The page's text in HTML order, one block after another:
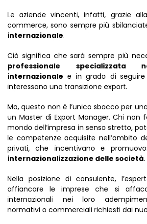
Le aziende vincenti, infatti, grazie
commerce, sono sempre più
internazionale.
Ciò significa che sarà sempre più
professionale specializzata
internazionale e in grado di
interessano una transizione export.
Ma, questo non è l’unico sbocco per
un Master di Export Manager. Chi non
mondo dell’impresa in senso stretto,
le competenze acquisite nell’ambito
privati, che incentivano e
internazionalizzazione delle società.
Nella posizione di consulente,
affiancare le imprese che si
internazionali nei loro
normativi o commerciali richiesti dai